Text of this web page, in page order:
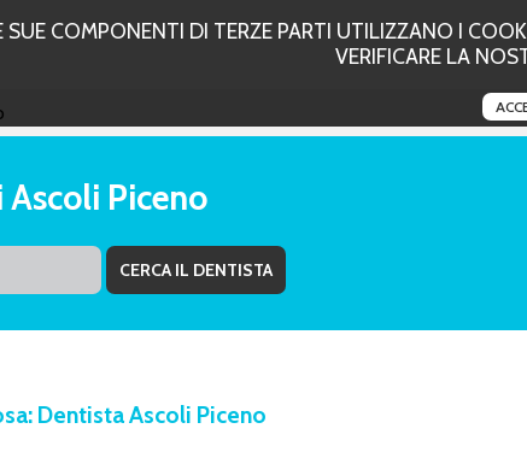
COMPONENTI DI TERZE PARTI UTILIZZANO I
VERIFICARE LA
Piceno
Dentista Ascoli Piceno